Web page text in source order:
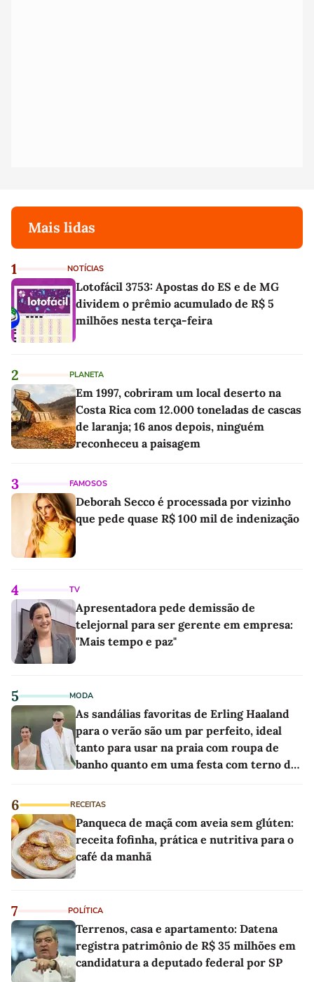
Mais lidas
1 NOTÍCIAS
Lotofácil 3753: Apostas do ES e de MG
dividem o prêmio acumulado de R$ 5
milhões nesta terça-feira
2 PLANETA
Em 1997, cobriram um local deserto na
Costa Rica com 12.000 toneladas de cascas
de laranja; 16 anos depois, ninguém
reconheceu a paisagem
3 FAMOSOS
Deborah Secco é processada por vizinho
que pede quase R$ 100 mil de indenização
4 TV
Apresentadora pede demissão de
telejornal para ser gerente em empresa:
"Mais tempo e paz"
5 MODA
As sandálias favoritas de Erling Haaland
para o verão são um par perfeito, ideal
tanto para usar na praia com roupa de
banho quanto em uma festa com terno de
6 RECEITAS
Panqueca de maçã com aveia sem glúten:
receita fofinha, prática e nutritiva para o
café da manhã
7 POLÍTICA
Terrenos, casa e apartamento: Datena
registra patrimônio de R$ 35 milhões em
candidatura a deputado federal por SP